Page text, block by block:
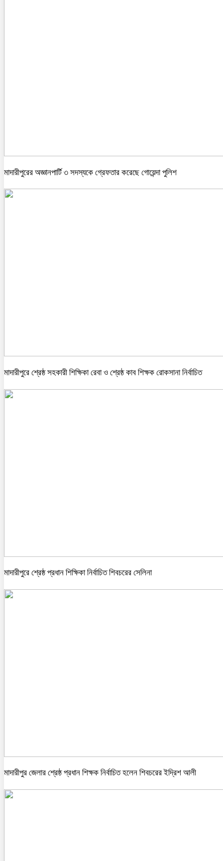
মাদারীপুরের অজ্ঞানপার্টি ৩ সদস্যকে গ্রেফতার করেছে গোয়েন্দা পুলিশ
মাদারীপুরে শ্রেষ্ঠ সহকারী শিক্ষিকা রেবা ও শ্রেষ্ঠ কাব শিক্ষক রোকসানা নির্বাচিত
মাদারীপুরে শ্রেষ্ঠ প্রধান শিক্ষিকা নির্বাচিত শিবচরের সেলিনা
মাদারীপুর জেলার শ্রেষ্ঠ প্রধান শিক্ষক নির্বাচিত হলেন শিবচরের ইদ্রিশ আলী